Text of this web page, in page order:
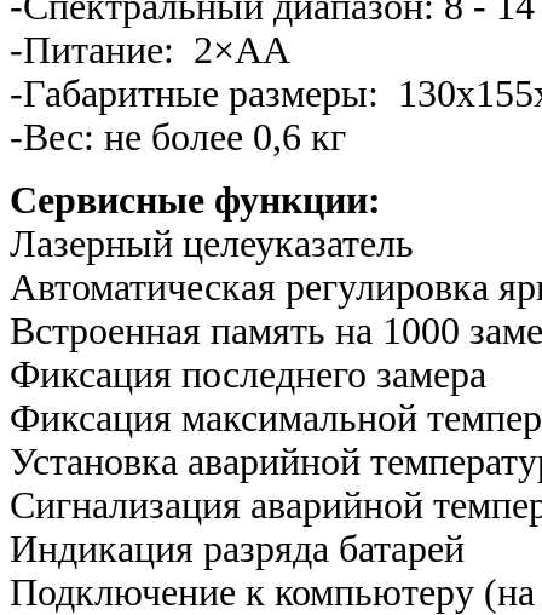
-Питание: 2×AA
-Габаритные размеры:
-Вес: не более 0,6 кг
Сервисные функции:
Лазерный целеуказатель
Автоматическая регулировка
Встроенная память на 1000
Фиксация последнего замера
Фиксация максимальной
Установка аварийной
Сигнализация аварийной
Индикация разряда батарей
Подключение к компьютеру (на